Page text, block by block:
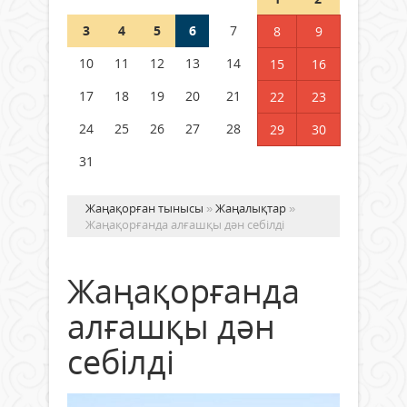
Германия аптап ыстыққа
бастады
04 тамыз 2026 ж.
3
4 5 6 7 8
9
10
11 12 13 14 15
16
17
18 19 20 21 22
23
24
25 26 27 28 29
30
31
Жаңақорған тынысы »Жаңалықтар »
Жаңақорғанда алғашқы дән себілді
Жаңақорғанда
алғашқы дән
себілді